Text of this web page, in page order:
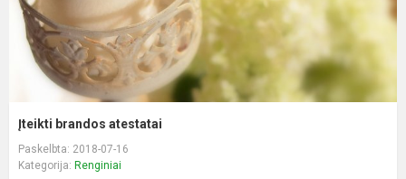
Įteikti brandos atestatai
Paskelbta: 2018-07-16
Kategorija: Renginiai